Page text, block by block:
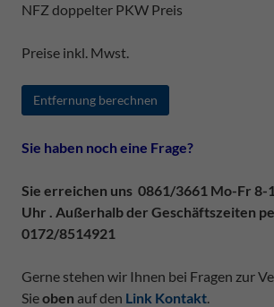
NFZ doppelter PKW Preis
Preise inkl. Mwst.
Entfernung berechnen
Sie haben noch eine Frage?
Sie erreichen uns 0861/3661 Mo-Fr 8-
Uhr . Außerhalb der Geschäftszeiten
0172/8514921
Gerne stehen wir Ihnen bei Fragen zur
Sieoben auf den Link Kontakt.